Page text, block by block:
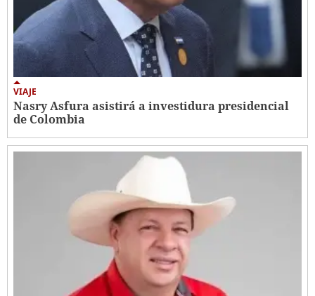
VIAJE
Nasry Asfura asistirá a investidura presidencial
de Colombia